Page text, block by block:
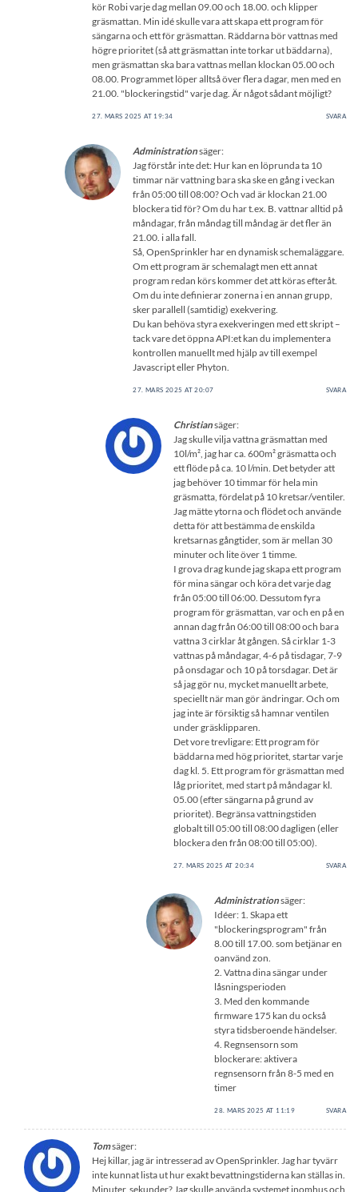
kör Robi varje dag mellan 09.00 och 18.00. och klipper
gräsmattan. Min idé skulle vara att skapa ett program för
sängarna och ett för gräsmattan. Räddarna bör vattnas med
högre prioritet (så att gräsmattan inte torkar ut bäddarna),
men gräsmattan ska bara vattnas mellan klockan 05.00 och
08.00. Programmet löper alltså över flera dagar, men med en
21.00. "blockeringstid" varje dag. Är något sådant möjligt?
27. MARS 2025 AT 19:34 SVARA
Administrationsäger:
Jag förstår inte det: Hur kan en löprunda ta 10
timmar när vattning bara ska ske en gång i veckan
från 05:00 till 08:00? Och vad är klockan 21.00
blockera tid för? Om du har t.ex. B. vattnar alltid på
måndagar, från måndag till måndag är det fler än
21.00. i alla fall.
Så, OpenSprinkler har en dynamisk schemaläggare.
Om ett program är schemalagt men ett annat
program redan körs kommer det att köras efteråt.
Om du inte definierar zonerna i en annan grupp,
sker parallell (samtidig) exekvering.
Du kan behöva styra exekveringen med ett skript –
tack vare det öppna API:et kan du implementera
kontrollen manuellt med hjälp av till exempel
Javascript eller Phyton.
27. MARS 2025 AT 20:07 SVARA
Christiansäger:
Jag skulle vilja vattna gräsmattan med
10l/m², jag har ca. 600m² gräsmatta och
ett flöde på ca. 10 l/min. Det betyder att
jag behöver 10 timmar för hela min
gräsmatta, fördelat på 10 kretsar/ventiler.
Jag mätte ytorna och flödet och använde
detta för att bestämma de enskilda
kretsarnas gångtider, som är mellan 30
minuter och lite över 1 timme.
I grova drag kunde jag skapa ett program
för mina sängar och köra det varje dag
från 05:00 till 06:00. Dessutom fyra
program för gräsmattan, var och en på en
annan dag från 06:00 till 08:00 och bara
vattna 3 cirklar åt gången. Så cirklar 1-3
vattnas på måndagar, 4-6 på tisdagar, 7-9
på onsdagar och 10 på torsdagar. Det är
så jag gör nu, mycket manuellt arbete,
speciellt när man gör ändringar. Och om
jag inte är försiktig så hamnar ventilen
under gräsklipparen.
Det vore trevligare: Ett program för
bäddarna med hög prioritet, startar varje
dag kl. 5. Ett program för gräsmattan med
låg prioritet, med start på måndagar kl.
05.00 (efter sängarna på grund av
prioritet). Begränsa vattningstiden
globalt till 05:00 till 08:00 dagligen (eller
blockera den från 08:00 till 05:00).
27. MARS 2025 AT 20:34 SVARA
Administrationsäger:
Idéer: 1. Skapa ett
"blockeringsprogram" från
8.00 till 17.00. som betjänar en
oanvänd zon.
2. Vattna dina sängar under
låsningsperioden
3. Med den kommande
firmware 175 kan du också
styra tidsberoende händelser.
4. Regnsensorn som
blockerare: aktivera
regnsensorn från 8-5 med en
timer
28. MARS 2025 AT 11:19 SVARA
Tomsäger:
Hej killar, jag är intresserad av OpenSprinkler. Jag har tyvärr
inte kunnat lista ut hur exakt bevattningstiderna kan ställas in.
Minuter, sekunder? Jag skulle använda systemet inomhus och